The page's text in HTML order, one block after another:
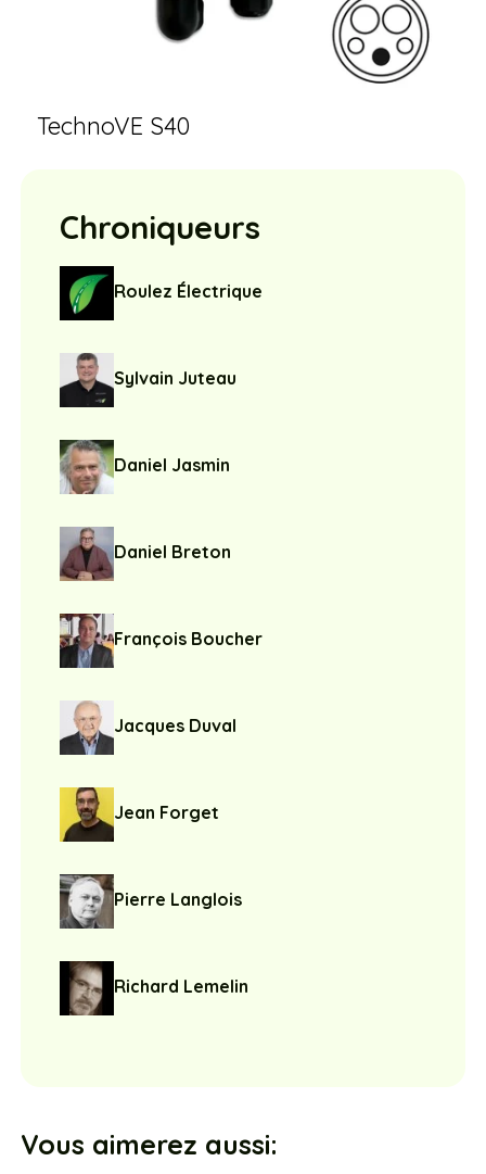
TechnoVE S40
Chroniqueurs
Roulez Électrique
Sylvain Juteau
Daniel Jasmin
Daniel Breton
François Boucher
Jacques Duval
Jean Forget
Pierre Langlois
Richard Lemelin
Vous aimerez aussi: